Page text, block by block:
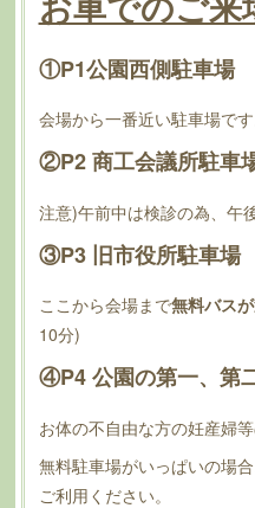
①P1公園西側駐車場
会場から一番近い駐車場です
②P2 商工会議所駐車
注意)午前中は検診の為、午
③P3 旧市役所駐車場
ここから会場まで無料バス
10分)
④P4 公園の第一、第
お体の不自由な方の妊産婦
無料駐車場がいっぱいの場
ご利用ください。